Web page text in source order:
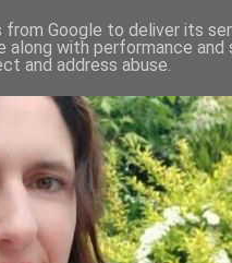
Google to deliver its
along with performance
and address abuse.